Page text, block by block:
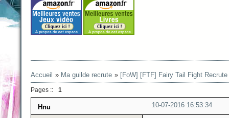
Accueil » Ma guilde recrute » [FoW] [FTF] Fairy Tail Fight
Pages :: 1
10-07-2016 16:53:34
Hnu